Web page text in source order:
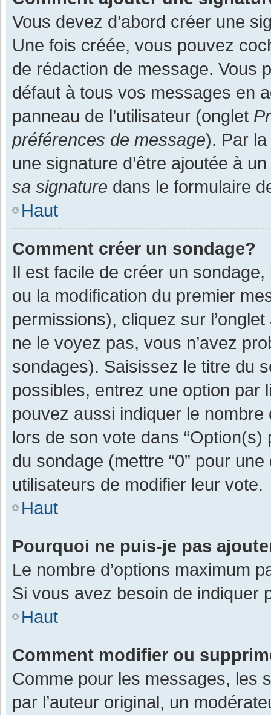
Vous devez d’abord créer une
Une fois créée, vous pouvez
de rédaction de message. Vous
défaut à tous vos messages en
panneau de l’utilisateur (onglet
préférences de message). Par
une signature d’être ajoutée à
sa signature dans le formulaire
Haut
Comment créer un sondage?
Il est facile de créer un
ou la modification du premier
permissions), cliquez sur l’onglet
ne le voyez pas, vous n’avez
sondages). Saisissez le titre du
possibles, entrez une option par
pouvez aussi indiquer le
lors de son vote dans “Option(s)
du sondage (mettre “0” pour
utilisateurs de modifier leur vote.
Haut
Pourquoi ne puis-je pas
Le nombre d’options maximum
Si vous avez besoin de indiquer
Haut
Comment modifier ou
Comme pour les messages, les
par l’auteur original, un